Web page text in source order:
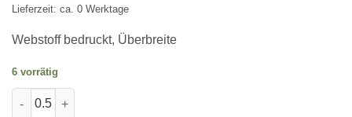
Lieferzeit: ca. 0 Werktage
Webstoff bedruckt, Überbreite
6 vorrätig
Canvas bedruckt Menge
Alternative: